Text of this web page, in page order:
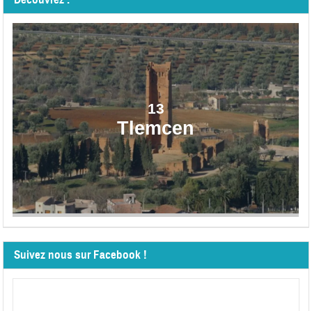
13
Tlemcen
Suivez nous sur Facebook !